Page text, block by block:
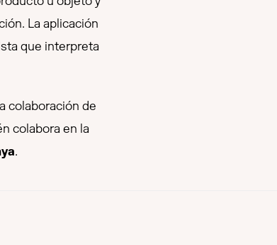
La aplicación
que interpreta
colaboración de
colabora en la
.